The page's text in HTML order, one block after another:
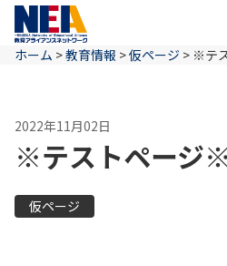
ホーム
NEAとは
ホーム >教育情報 >仮ページ > ※テ
2022年11月02日
※テストページ※
仮ページ